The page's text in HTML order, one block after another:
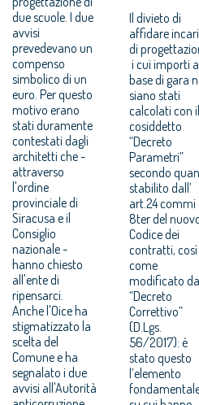
due scuole. I due
avvisi
prevedevano un
compenso
simbolico di un
euro. Per questo
motivo erano
stati duramente
contestati dagli
architetti che -
attraverso
l'ordine
provinciale di
Siracusa e il
Consiglio
nazionale -
hanno chiesto
all'ente di
ripensarci.
Anche l'Oice ha
stigmatizzato la
scelta del
Comune e ha
segnalato i due
avvisi all'Autorità
Il divieto di
affidare
di
i cui importi a
base di gara
siano stati
calcolati con il
cosiddetto
“Decreto
Parametri”
secondo
stabilito dall’
art.24 commi
8ter del
Codice dei
contratti, così
come
modificato
“Decreto
Correttivo”
(D.Lgs.
56/2017): è
stato questo
l’elemento